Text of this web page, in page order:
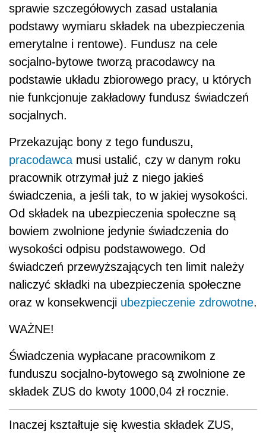
sprawie szczegółowych zasad ustalania
podstawy wymiaru składek na ubezpieczenia
emerytalne i rentowe). Fundusz na cele
socjalno-bytowe tworzą pracodawcy na
podstawie układu zbiorowego pracy, u których
nie funkcjonuje zakładowy fundusz świadczeń
socjalnych.
Przekazując bony z tego funduszu,
pracodawcamusi ustalić, czy w danym roku
pracownik otrzymał już z niego jakieś
świadczenia, a jeśli tak, to w jakiej wysokości.
Od składek na ubezpieczenia społeczne są
bowiem zwolnione jedynie świadczenia do
wysokości odpisu podstawowego. Od
świadczeń przewyższających ten limit należy
naliczyć składki na ubezpieczenia społeczne
oraz w konsekwencji ubezpieczenie zdrowotne.
WAŻNE!
Świadczenia wypłacane pracownikom z
funduszu socjalno-bytowego są zwolnione ze
składek ZUS do kwoty 1000,04 zł rocznie.
Inaczej kształtuje się kwestia składek ZUS,